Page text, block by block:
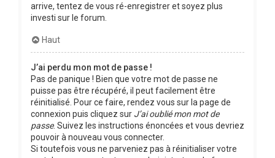
arrive, tentez de vous ré-enregistrer et soyez plus
investi sur le forum.
Haut
J’ai perdu mon mot de passe !
Pas de panique ! Bien que votre mot de passe ne
puisse pas être récupéré, il peut facilement être
réinitialisé. Pour ce faire, rendez vous sur la page de
connexion puis cliquez sur J’ai oublié mon mot de
passe. Suivez les instructions énoncées et vous devriez
pouvoir à nouveau vous connecter.
Si toutefois vous ne parveniez pas à réinitialiser votre